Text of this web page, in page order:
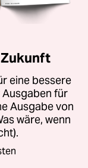
eine bessere
für
Ausgabe von
wäre, wenn